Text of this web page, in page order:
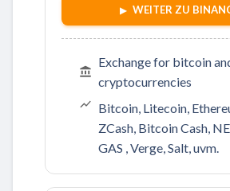
WEITER ZU
Exchange for bitcoin
cryptocurrencies
Bitcoin, Litecoin,
ZCash, Bitcoin Cash,
GAS , Verge, Salt, uvm.